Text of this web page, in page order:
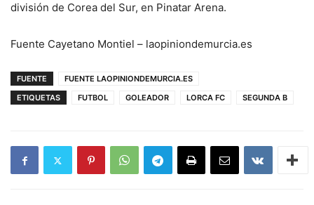
división de Corea del Sur, en Pinatar Arena.
Fuente Cayetano Montiel – laopiniondemurcia.es
FUENTE
FUENTE LAOPINIONDEMURCIA.ES
ETIQUETAS
FUTBOL GOLEADOR LORCA FC SEGUNDA B